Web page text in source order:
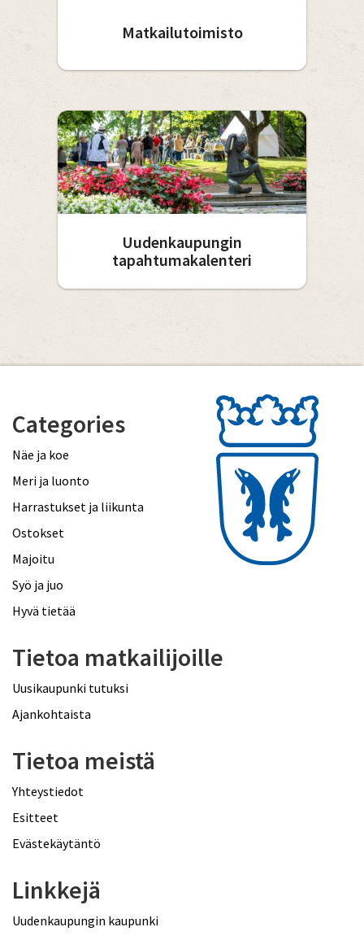
Matkailutoimisto
Uudenkaupungin
tapahtumakalenteri
Categories
Näe ja koe
Meri ja luonto
Harrastukset ja liikunta
Ostokset
Majoitu
Syö ja juo
Hyvä tietää
Tietoa matkailijoille
Uusikaupunki tutuksi
Ajankohtaista
Tietoa meistä
Yhteystiedot
Esitteet
Evästekäytäntö
Linkkejä
Uudenkaupungin kaupunki